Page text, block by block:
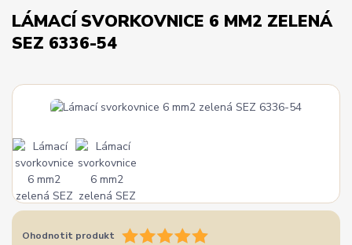
LÁMACÍ SVORKOVNICE 6 MM2 ZELENÁ
SEZ 6336-54
Ohodnotit produkt